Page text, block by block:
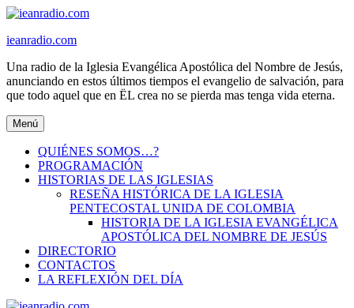
Ir
contenido
ieanradio.com
Una radio de la Iglesia Evangélica Apostólica del Nombre de Jesús,
anunciando en estos últimos tiempos el evangelio de salvación, para
que todo aquel que en ËL crea no se pierda mas tenga vida eterna.
Menú
QUIÉNES SOMOS…?
PROGRAMACIÓN
HISTORIAS DE LAS IGLESIAS
RESEÑA HISTÓRICA DE LA IGLESIA
PENTECOSTAL UNIDA DE COLOMBIA
HISTORIA DE LA IGLESIA EVANGÉLICA
APOSTÓLICA DEL NOMBRE DE JESÚS
DIRECTORIO
CONTACTOS
LA REFLEXIÓN DEL DÍA